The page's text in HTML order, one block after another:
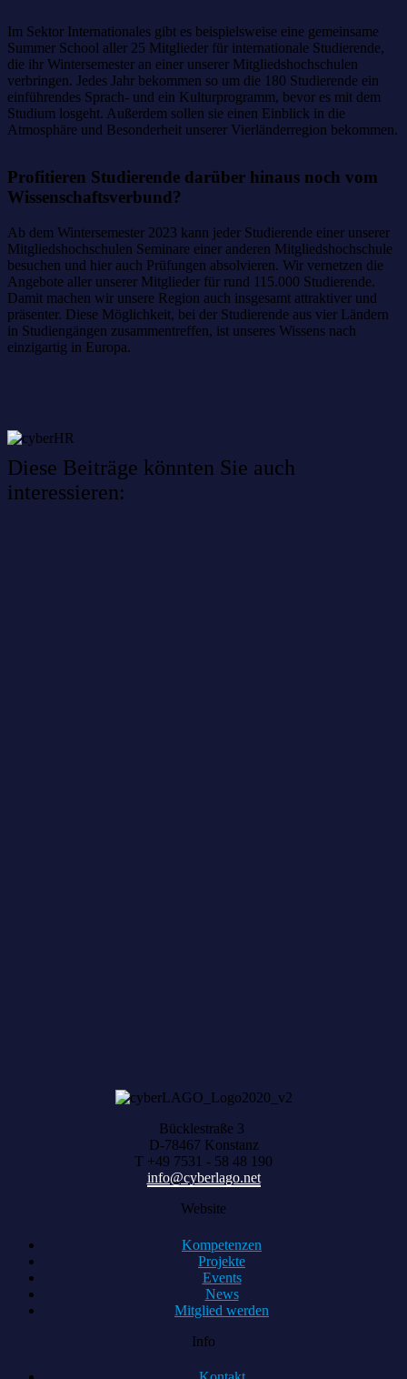
Im Sektor Internationales gibt es beispielsweise eine gemeinsame
Summer School aller 25 Mitglieder für internationale Studierende,
die ihr Wintersemester an einer unserer Mitgliedshochschulen
verbringen. Jedes Jahr bekommen so um die 180 Studierende ein
einführendes Sprach- und ein Kulturprogramm, bevor es mit dem
Studium losgeht. Außerdem sollen sie einen Einblick in die
Atmosphäre und Besonderheit unserer Vierländerregion bekommen.
Profitieren Studierende darüber hinaus noch vom
Wissenschaftsverbund?
Ab dem Wintersemester 2023 kann jeder Studierende einer unserer
Mitgliedshochschulen Seminare einer anderen Mitgliedshochschule
besuchen und hier auch Prüfungen absolvieren. Wir vernetzen die
Angebote aller unserer Mitglieder für rund 115.000 Studierende.
Damit machen wir unsere Region auch insgesamt attraktiver und
präsenter. Diese Möglichkeit, bei der Studierende aus vier Ländern
in Studiengängen zusammentreffen, ist unseres Wissens nach
einzigartig in Europa.
Diese Beiträge könnten Sie auch
interessieren:
Bücklestraße 3
D-78467 Konstanz
T +49 7531 - 58 48 190
info@cyberlago.net
Website
Kompetenzen
Projekte
Events
News
Mitglied werden
Info